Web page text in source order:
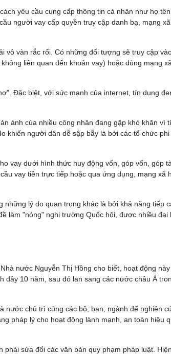
yêu cầu cung cấp thông tin cá nhân như họ
người vay cấp quyền truy cập danh bạ, mạng xã
vô vàn rắc rối. Có những đối tượng sẽ truy cập
liên quan đến khoản vay) hoặc dùng mạng
Đặc biệt, với sức mạnh của internet, tín dụng
ánh của nhiều công nhân đang gặp khó khăn vì
khiến người dân dễ sập bẫy là bởi các tổ chức phi
vay dưới hình thức huy động vốn, góp vốn, góp
vay tiền trực tiếp hoặc qua ứng dụng, mạng xã
lý do quan trọng khác là bởi khả năng tiếp
làm "nóng" nghị trường Quốc hội, được nhiều đại
nước Nguyễn Thị Hồng cho biết, hoạt động này
đây 10 năm, sau đó lan sang các nước châu Á
nước chủ trì cùng các bộ, ban, ngành để nghiên
pháp lý cho hoạt động lành mạnh, an toàn hiệu
sửa đổi các văn bản quy phạm pháp luật.